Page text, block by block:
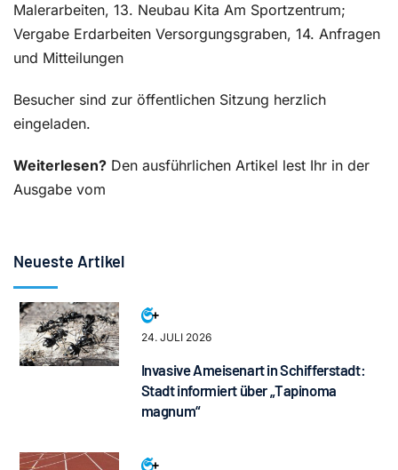
Malerarbeiten, 13. Neubau Kita Am Sportzentrum;
Vergabe Erdarbeiten Versorgungsgraben, 14. Anfragen
und Mitteilungen
Besucher sind zur öffentlichen Sitzung herzlich
eingeladen.
Weiterlesen? Den ausführlichen Artikel lest Ihr in der
Ausgabe vom
Neueste Artikel
24. JULI 2026
Invasive Ameisenart in Schifferstadt:
Stadt informiert über „Tapinoma
magnum“